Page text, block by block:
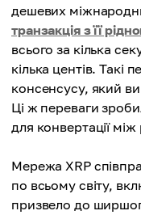
дешевих
транзакція з її
всього за кілька
кілька центів. Такі
консенсусу, який
Ці ж переваги
для конвертації
Мережа XRP
по всьому світу,
призвело до